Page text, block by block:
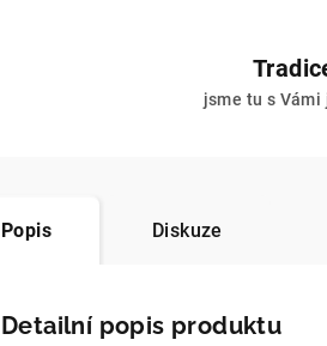
jsme tu s
Popis Diskuze
Detailní popis produktu